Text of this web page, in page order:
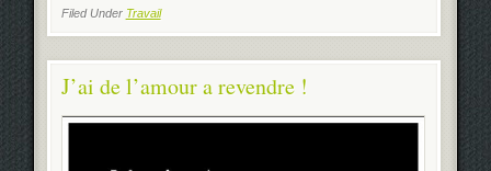
Filed Under Travail
J’ai de l’amour a revendre !